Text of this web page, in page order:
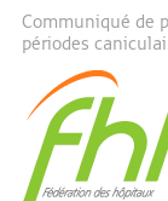
Communiqué de
périodes